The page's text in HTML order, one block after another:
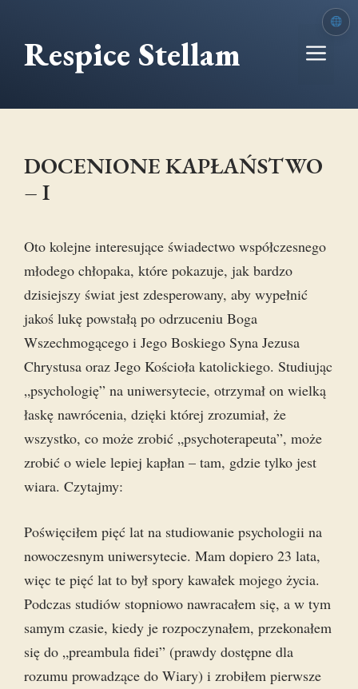
treściRespice Stellam
DOCENIONE KAPŁAŃSTWO
– I
Oto kolejne interesujące świadectwo współczesnego
młodego chłopaka, które pokazuje, jak bardzo
dzisiejszy świat jest zdesperowany, aby wypełnić
jakoś lukę powstałą po odrzuceniu Boga
Wszechmogącego i Jego Boskiego Syna Jezusa
Chrystusa oraz Jego Kościoła katolickiego. Studiując
„psychologię” na uniwersytecie, otrzymał on wielką
łaskę nawrócenia, dzięki której zrozumiał, że
wszystko, co może zrobić „psychoterapeuta”, może
zrobić o wiele lepiej kapłan – tam, gdzie tylko jest
wiara. Czytajmy:
Poświęciłem pięć lat na studiowanie psychologii na
nowoczesnym uniwersytecie. Mam dopiero 23 lata,
więc te pięć lat to był spory kawałek mojego życia.
Podczas studiów stopniowo nawracałem się, a w tym
samym czasie, kiedy je rozpoczynałem, przekonałem
się do „preambula fidei” (prawdy dostępne dla
rozumu prowadzące do Wiary) i zrobiłem pierwsze